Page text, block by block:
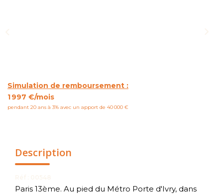
Simulation de remboursement :
1 997 €/mois
pendant 20 ans à 3% avec un apport de 40 000 €
Description
Paris 13ème. Au pied du Métro Porte d'Ivry, dans